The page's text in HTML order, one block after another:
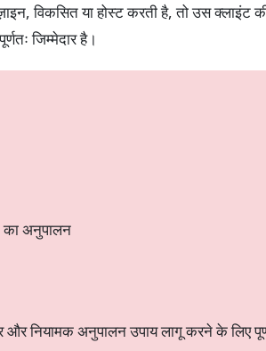
विकसित या होस्ट करती है, तो उस क्लाइंट
जिम्मेदार है।
का अनुपालन
नियामक अनुपालन उपाय लागू करने के लिए